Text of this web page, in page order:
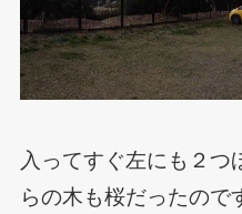
入ってすぐ左にも２つ
らの木も桜だったので